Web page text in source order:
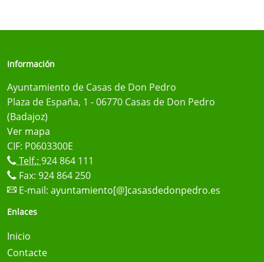
Información
Ayuntamiento de Casas de Don Pedro
Plaza de España, 1 - 06770 Casas de Don Pedro
(Badajoz)
Ver mapa
CIF: P0603300E
Telf.: 924 864 111
Fax: 924 864 250
E-mail: ayuntamiento[@]casasdedonpedro.es
Enlaces
Inicio
Contacte